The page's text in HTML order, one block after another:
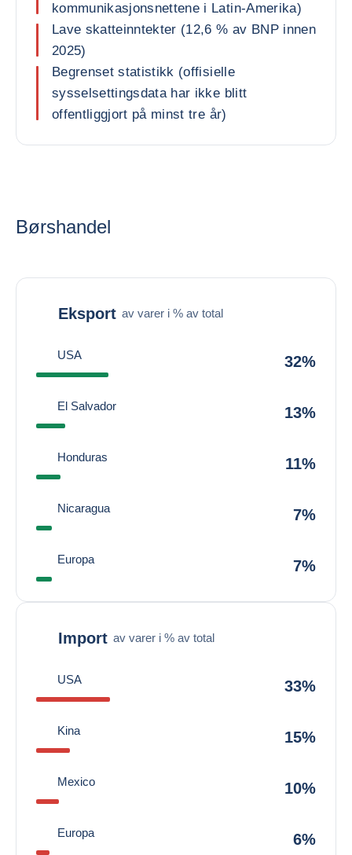
kommunikasjonsnettene i Latin-Amerika)
Lave skatteinntekter (12,6 % av BNP innen
2025)
Begrenset statistikk (offisielle
sysselsettingsdata har ikke blitt
offentliggjort på minst tre år)
Børshandel
Eksport av varer i % av total
USA 32%
El Salvador 13%
Honduras 11%
Nicaragua 7%
Europa 7%
Import av varer i % av total
USA 33%
Kina 15%
Mexico 10%
Europa 6%